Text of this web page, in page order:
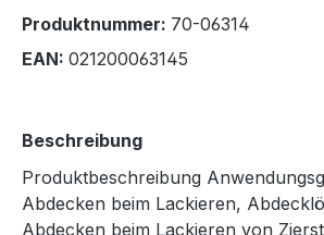
Produktnummer: 70-06314
EAN: 021200063145
Beschreibung
Produktbeschreibung
Abdecken beim Lackieren,
Abdecken beim Lackieren von